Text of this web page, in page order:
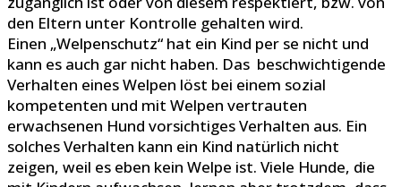
den Eltern unter Kontrolle gehalten wird.
Einen „Welpenschutz“ hat ein Kind per se nicht und
kann es auch gar nicht haben. Das beschwichtigende
Verhalten eines Welpen löst bei einem sozial
kompetenten und mit Welpen vertrauten
erwachsenen Hund vorsichtiges Verhalten aus. Ein
solches Verhalten kann ein Kind natürlich nicht
zeigen, weil es eben kein Welpe ist. Viele Hunde, die